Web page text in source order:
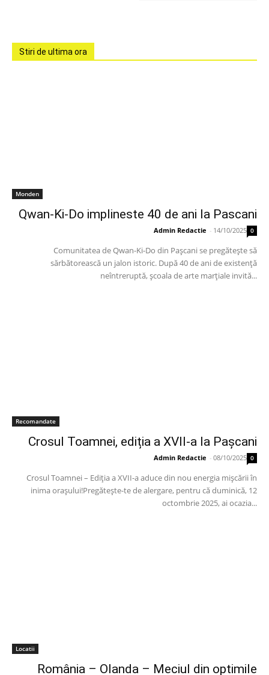
Stiri de ultima ora
Monden
Qwan-Ki-Do implineste 40 de ani la Pascani
Admin Redactie - 14/10/2025 0
Comunitatea de Qwan-Ki-Do din Pașcani se pregătește să
sărbătorească un jalon istoric. După 40 de ani de existență
neîntreruptă, școala de arte marțiale invită...
Recomandate
Crosul Toamnei, ediția a XVII-a la Pașcani
Admin Redactie - 08/10/2025 0
Crosul Toamnei – Ediția a XVII-a aduce din nou energia mișcării în
inima orașului!Pregătește-te de alergare, pentru că duminică, 12
octombrie 2025, ai ocazia...
Locatii
România – Olanda – Meciul din optimile